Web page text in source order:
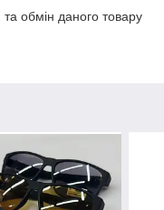
обмін даного товару